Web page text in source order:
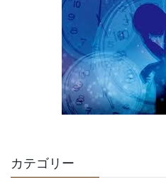
カテゴリー